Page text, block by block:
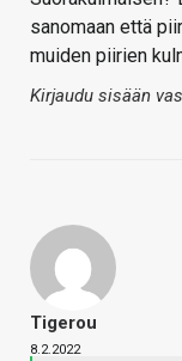
sanomaan että
muiden piirien
Kirjaudu sisään
Tigerou
8.2.2022